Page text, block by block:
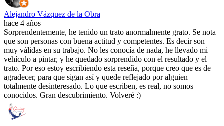
Alejandro Vázquez de la Obra
hace 4 años
Sorprendentemente, he tenido un trato anormalmente grato. Se nota
que son personas con buena actitud y competentes. Es decir son
muy válidas en su trabajo. No les conocía de nada, he llevado mi
vehículo a pintar, y he quedado sorprendido con el resultado y el
trato. Por eso estoy escribiendo esta reseña, porque creo que es de
agradecer, para que sigan así y quede reflejado por alguien
totalmente desinteresado. Lo que escriben, es real, no somos
conocidos. Gran descubrimiento. Volveré :)